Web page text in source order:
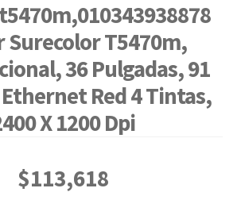
Surecolor T5470m,
36 Pulgadas, 91
Red 4 Tintas,
X 1200 Dpi
$113,618